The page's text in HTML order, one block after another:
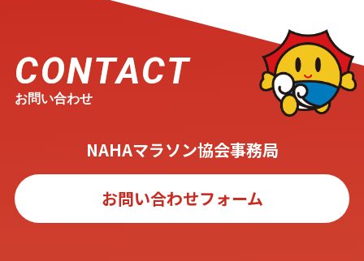
CONTACT
お問い合わせ
NAHAマラソン協会事務局
お問い合わせフォーム